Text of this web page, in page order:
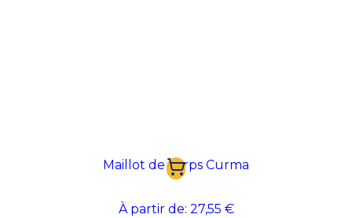
Maillot de corps Curma
À partir de: 27,55 €